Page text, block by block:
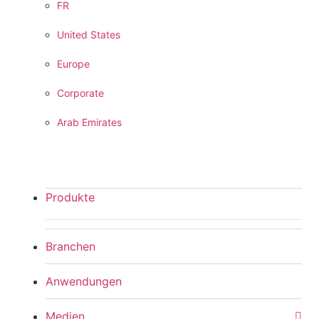
FR
United States
Europe
Corporate
Arab Emirates
Produkte
Branchen
Anwendungen
Medien